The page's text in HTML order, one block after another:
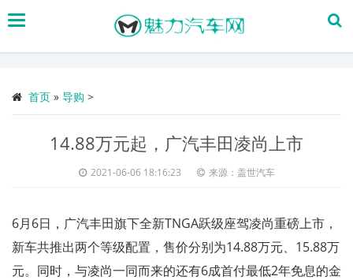
搜
首页 » 导购 >
14.88万元起，广汽丰田凌尚上市
2021-06-06 18:16:23 来源：盖世汽车
6月6日，广汽丰田旗下全新TNGA跃级座驾凌尚重磅上市，
新车共推出两个等级配置，售价分别为14.88万元、15.88万
元。同时，与凌尚一同而来的还有6成首付最低2年免息的金